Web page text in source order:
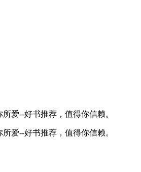
爱--好书推荐，值得你信赖。
爱--好书推荐，值得你信赖。